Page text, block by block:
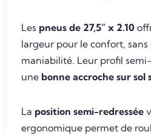
Les pneus de 27,5” x 2.10
largeur pour le confort, sans
maniabilité. Leur profil
une bonne accroche sur sol
La position semi-redressée
ergonomique permet de